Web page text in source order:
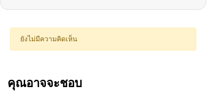
ยังไม่มีความคิดเห็น
คุณอาจจะชอบ